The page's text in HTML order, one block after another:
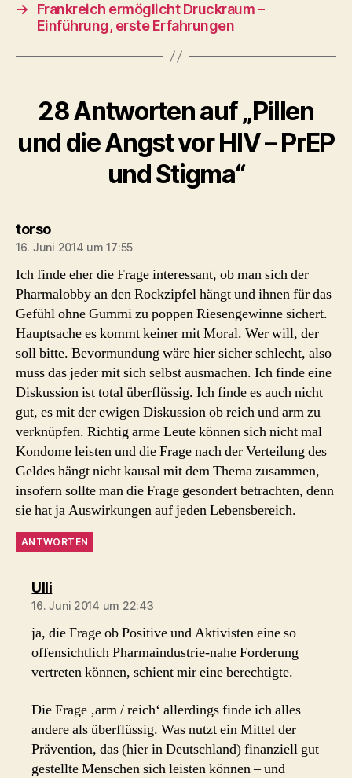
→
Frankreich ermöglicht Druckraum –
Einführung, erste Erfahrungen
28 Antworten auf „Pillen
und die Angst vor HIV – PrEP
und Stigma“
torsosagt:
16. Juni 2014 um 17:55
Ich finde eher die Frage interessant, ob man sich der
Pharmalobby an den Rockzipfel hängt und ihnen für das
Gefühl ohne Gummi zu poppen Riesengewinne sichert.
Hauptsache es kommt keiner mit Moral. Wer will, der
soll bitte. Bevormundung wäre hier sicher schlecht, also
muss das jeder mit sich selbst ausmachen. Ich finde eine
Diskussion ist total überflüssig. Ich finde es auch nicht
gut, es mit der ewigen Diskussion ob reich und arm zu
verknüpfen. Richtig arme Leute können sich nicht mal
Kondome leisten und die Frage nach der Verteilung des
Geldes hängt nicht kausal mit dem Thema zusammen,
insofern sollte man die Frage gesondert betrachten, denn
sie hat ja Auswirkungen auf jeden Lebensbereich.
ANTWORTEN
Ullisagt:
16. Juni 2014 um 22:43
ja, die Frage ob Positive und Aktivisten eine so
offensichtlich Pharmaindustrie-nahe Forderung
vertreten können, schient mir eine berechtigte.
Die Frage ‚arm / reich‘ allerdings finde ich alles
andere als überflüssig. Was nutzt ein Mittel der
Prävention, das (hier in Deutschland) finanziell gut
gestellte Menschen sich leisten können – und